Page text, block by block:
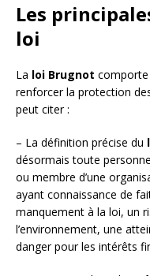
Les
loi
La loi Brugnot comporte
renforcer la protection
peut citer :
– La définition précise du
désormais toute
ou membre d’une
ayant connaissance de
manquement à la loi, un
l’environnement, une
danger pour les intérêts